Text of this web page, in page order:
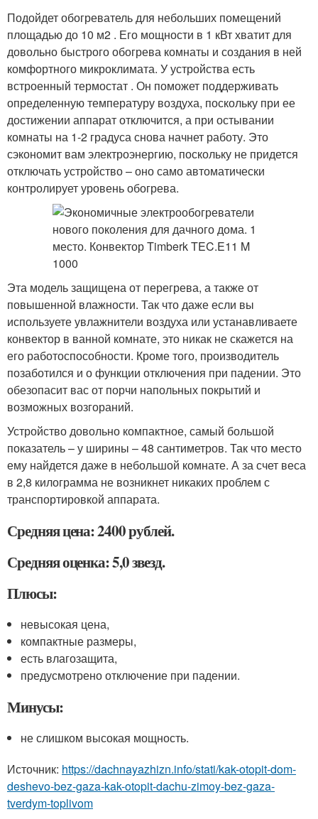
Подойдет обогреватель для небольших помещений
площадью до 10 м2 . Его мощности в 1 кВт хватит для
довольно быстрого обогрева комнаты и создания в ней
комфортного микроклимата. У устройства есть
встроенный термостат . Он поможет поддерживать
определенную температуру воздуха, поскольку при ее
достижении аппарат отключится, а при остывании
комнаты на 1-2 градуса снова начнет работу. Это
сэкономит вам электроэнергию, поскольку не придется
отключать устройство – оно само автоматически
контролирует уровень обогрева.
Эта модель защищена от перегрева, а также от
повышенной влажности. Так что даже если вы
используете увлажнители воздуха или устанавливаете
конвектор в ванной комнате, это никак не скажется на
его работоспособности. Кроме того, производитель
позаботился и о функции отключения при падении. Это
обезопасит вас от порчи напольных покрытий и
возможных возгораний.
Устройство довольно компактное, самый большой
показатель – у ширины – 48 сантиметров. Так что место
ему найдется даже в небольшой комнате. А за счет веса
в 2,8 килограмма не возникнет никаких проблем с
транспортировкой аппарата.
Средняя цена: 2400 рублей.
Средняя оценка: 5,0 звезд.
Плюсы:
невысокая цена,
компактные размеры,
есть влагозащита,
предусмотрено отключение при падении.
Минусы:
не слишком высокая мощность.
Источник: https://dachnayazhizn.info/stati/kak-otopit-dom-
deshevo-bez-gaza-kak-otopit-dachu-zimoy-bez-gaza-
tverdym-toplivom